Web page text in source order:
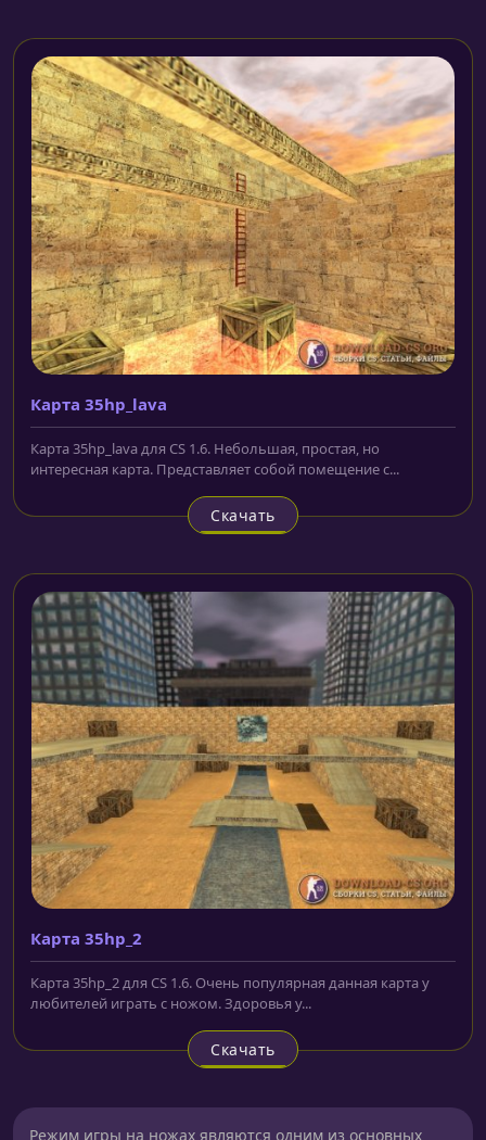
Карта 35hp_lava
Карта 35hp_lava для CS 1.6. Небольшая, простая, но
интересная карта. Представляет собой помещение с...
Скачать
Карта 35hp_2
Карта 35hp_2 для CS 1.6. Очень популярная данная карта у
любителей играть с ножом. Здоровья у...
Скачать
Режим игры на ножах являются одним из основных